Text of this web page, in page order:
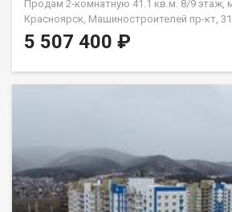
Продам 2-комнатную 41.1 кв.м. 8/9 этаж,
Красноярск, Машиностроителей пр-кт,
НЕ ОТ ЗАСТРОЙЩИКА
5 507 400 ₽